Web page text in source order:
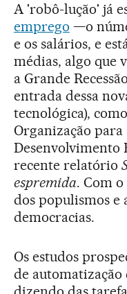
A 'robô-lução' já
emprego —o
e os salários, e
médias, algo que
a Grande
entrada dessa
tecnológica),
Organização para
Desenvolvimento
recente relatório
espremida. Com
dos populismos e
democracias.
Os estudos
de